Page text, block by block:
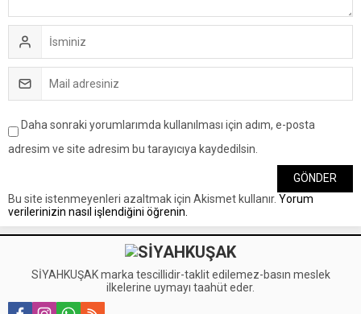
Daha sonraki yorumlarımda kullanılması için adım, e-posta
adresim ve site adresim bu tarayıcıya kaydedilsin.
Bu site istenmeyenleri azaltmak için Akismet kullanır. Yorum
verilerinizin nasıl işlendiğini öğrenin.
SİYAHKUŞAK marka tescillidir-taklit edilemez-basın meslek
ilkelerine uymayı taahüt eder.